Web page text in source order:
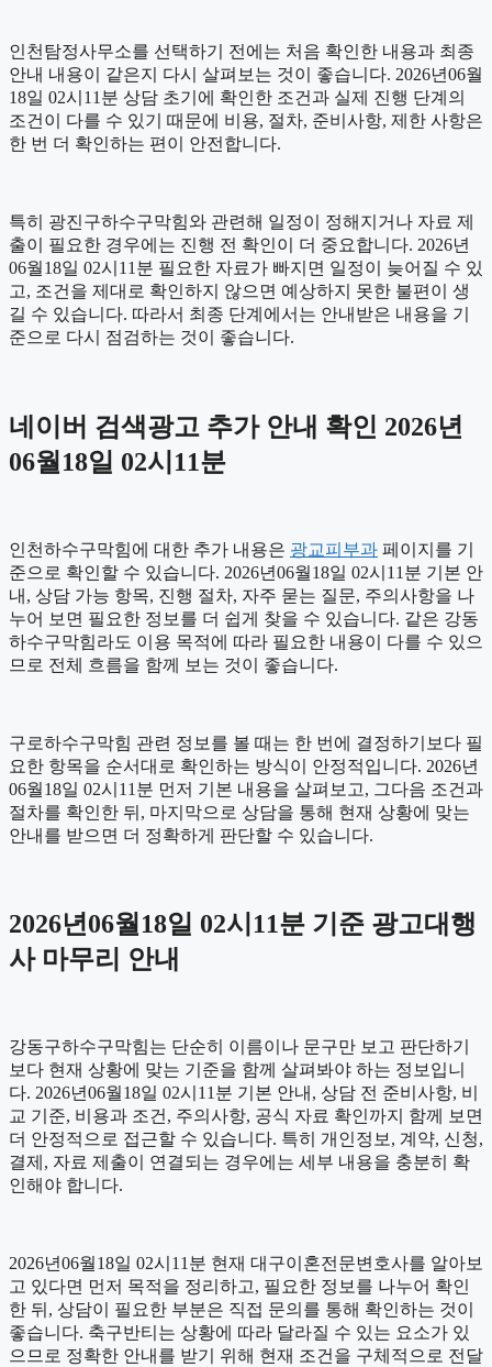
인천탐정사무소를 선택하기 전에는 처음 확인한 내용과 최종
안내 내용이 같은지 다시 살펴보는 것이 좋습니다. 2026년06월
18일 02시11분 상담 초기에 확인한 조건과 실제 진행 단계의
조건이 다를 수 있기 때문에 비용, 절차, 준비사항, 제한 사항은
한 번 더 확인하는 편이 안전합니다.
특히 광진구하수구막힘와 관련해 일정이 정해지거나 자료 제
출이 필요한 경우에는 진행 전 확인이 더 중요합니다. 2026년
06월18일 02시11분 필요한 자료가 빠지면 일정이 늦어질 수 있
고, 조건을 제대로 확인하지 않으면 예상하지 못한 불편이 생
길 수 있습니다. 따라서 최종 단계에서는 안내받은 내용을 기
준으로 다시 점검하는 것이 좋습니다.
네이버 검색광고 추가 안내 확인 2026년
06월18일 02시11분
인천하수구막힘에 대한 추가 내용은 광교피부과 페이지를 기
준으로 확인할 수 있습니다. 2026년06월18일 02시11분 기본 안
내, 상담 가능 항목, 진행 절차, 자주 묻는 질문, 주의사항을 나
누어 보면 필요한 정보를 더 쉽게 찾을 수 있습니다. 같은 강동
하수구막힘라도 이용 목적에 따라 필요한 내용이 다를 수 있으
므로 전체 흐름을 함께 보는 것이 좋습니다.
구로하수구막힘 관련 정보를 볼 때는 한 번에 결정하기보다 필
요한 항목을 순서대로 확인하는 방식이 안정적입니다. 2026년
06월18일 02시11분 먼저 기본 내용을 살펴보고, 그다음 조건과
절차를 확인한 뒤, 마지막으로 상담을 통해 현재 상황에 맞는
안내를 받으면 더 정확하게 판단할 수 있습니다.
2026년06월18일 02시11분 기준 광고대행
사 마무리 안내
강동구하수구막힘는 단순히 이름이나 문구만 보고 판단하기
보다 현재 상황에 맞는 기준을 함께 살펴봐야 하는 정보입니
다. 2026년06월18일 02시11분 기본 안내, 상담 전 준비사항, 비
교 기준, 비용과 조건, 주의사항, 공식 자료 확인까지 함께 보면
더 안정적으로 접근할 수 있습니다. 특히 개인정보, 계약, 신청,
결제, 자료 제출이 연결되는 경우에는 세부 내용을 충분히 확
인해야 합니다.
2026년06월18일 02시11분 현재 대구이혼전문변호사를 알아보
고 있다면 먼저 목적을 정리하고, 필요한 정보를 나누어 확인
한 뒤, 상담이 필요한 부분은 직접 문의를 통해 확인하는 것이
좋습니다. 축구반티는 상황에 따라 달라질 수 있는 요소가 있
으므로 정확한 안내를 받기 위해 현재 조건을 구체적으로 전달